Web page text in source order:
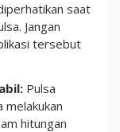
saat
Jangan
tersebut
Pulsa
melakukan
hitungan